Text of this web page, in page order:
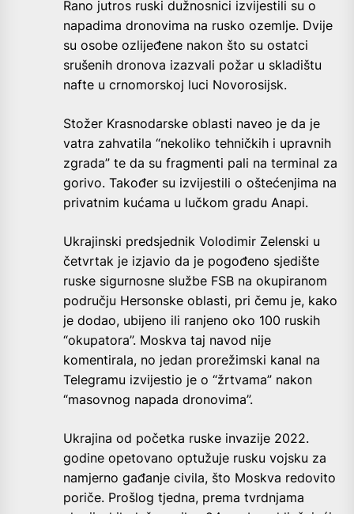
Rano jutros ruski dužnosnici izvijestili su o
napadima dronovima na rusko ozemlje. Dvije
su osobe ozlijeđene nakon što su ostatci
srušenih dronova izazvali požar u skladištu
nafte u crnomorskoj luci Novorosijsk.
Stožer Krasnodarske oblasti naveo je da je
vatra zahvatila “nekoliko tehničkih i upravnih
zgrada” te da su fragmenti pali na terminal za
gorivo. Također su izvijestili o oštećenjima na
privatnim kućama u lučkom gradu Anapi.
Ukrajinski predsjednik Volodimir Zelenski u
četvrtak je izjavio da je pogođeno sjedište
ruske sigurnosne službe FSB na okupiranom
području Hersonske oblasti, pri čemu je, kako
je dodao, ubijeno ili ranjeno oko 100 ruskih
“okupatora”. Moskva taj navod nije
komentirala, no jedan prorežimski kanal na
Telegramu izvijestio je o “žrtvama” nakon
“masovnog napada dronovima”.
Ukrajina od početka ruske invazije 2022.
godine opetovano optužuje rusku vojsku za
namjerno gađanje civila, što Moskva redovito
poriče. Prošlog tjedna, prema tvrdnjama